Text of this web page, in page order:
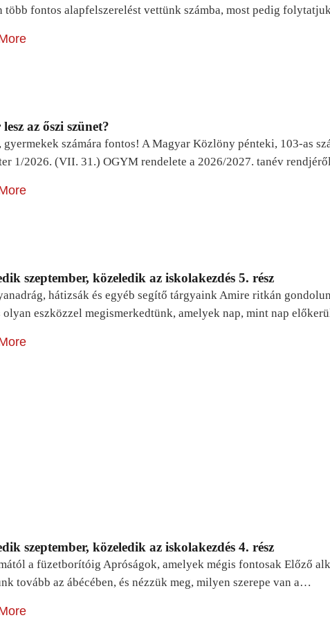
több fontos alapfelszerelést vettünk számba, most pedig
az őszi szünet?
gyermekek számára fontos! A Magyar Közlöny pénteki, 103-as
1/2026. (VII. 31.) OGYM rendelete a 2026/2027. tanév
szeptember, közeledik az iskolakezdés 5. rész
hátizsák és egyéb segítő tárgyaink Amire ritkán
olyan eszközzel megismerkedtünk, amelyek nap, mint nap
szeptember, közeledik az iskolakezdés 4. rész
a füzetborítóig Apróságok, amelyek mégis fontosak Előző
tovább az ábécében, és nézzük meg, milyen szerepe van a…